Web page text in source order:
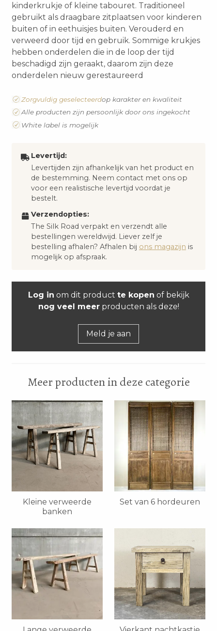
kinderkrukje of kleine tabouret. Traditioneel
gebruikt als draagbare zitplaatsen voor kinderen
buiten of in eethuisjes buiten. Verouderd en
verweerd door tijd en gebruik. Sommige krukjes
hebben onderdelen die in de loop der tijd
beschadigd zijn geraakt, daarom zijn deze
onderdelen nieuw gerestaureerd
Zorgvuldig geselecteerdop karakter en kwaliteit
Alle producten zijn persoonlijk door ons ingekocht
White label is mogelijk
Levertijd:
Levertijden zijn afhankelijk van het product en
de bestemming. Neem contact met ons op
voor een realistische levertijd voordat je
bestelt.
Verzendopties:
The Silk Road verpakt en verzendt alle
bestellingen wereldwijd. Liever zelf je
bestelling afhalen? Afhalen bij ons magazijn is
mogelijk op afspraak.
Log in om dit product te kopen of bekijk
nog veel meerproducten als deze!
Meld je aan
Meer producten in deze categorie
Kleine verweerde
banken
Set van 6 hordeuren